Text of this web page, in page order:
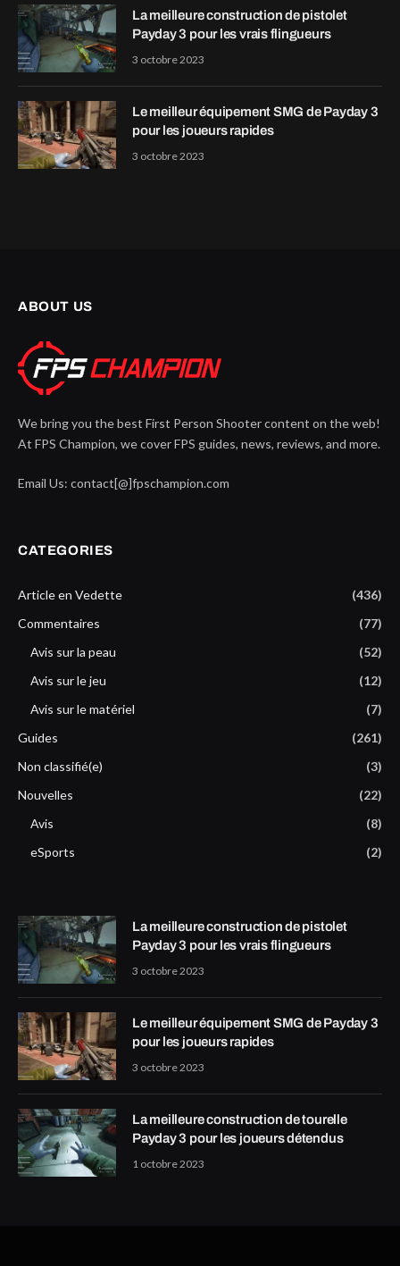
La meilleure construction de pistolet
Payday 3 pour les vrais flingueurs
3 octobre 2023
Le meilleur équipement SMG de Payday 3
pour les joueurs rapides
3 octobre 2023
ABOUT US
We bring you the best First Person Shooter content on the web!
At FPS Champion, we cover FPS guides, news, reviews, and more.
Email Us: contact[@]fpschampion.com
CATEGORIES
Article en Vedette
(436)
Commentaires
(77)
Avis sur la peau
(52)
Avis sur le jeu
(12)
Avis sur le matériel
(7)
Guides
(261)
Non classifié(e)
(3)
Nouvelles
(22)
Avis
(8)
eSports
(2)
La meilleure construction de pistolet
Payday 3 pour les vrais flingueurs
3 octobre 2023
Le meilleur équipement SMG de Payday 3
pour les joueurs rapides
3 octobre 2023
La meilleure construction de tourelle
Payday 3 pour les joueurs détendus
1 octobre 2023